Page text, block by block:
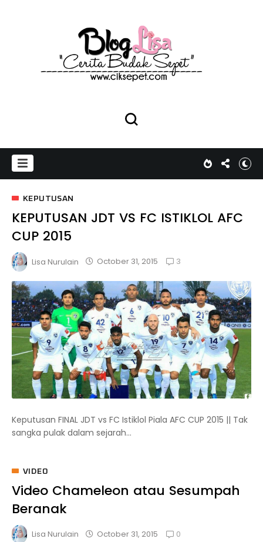
KEPUTUSAN
KEPUTUSAN JDT VS FC ISTIKLOL AFC
CUP 2015
Lisa Nurulain October 31, 2015 3
Keputusan FINAL JDT vs FC Istiklol Piala AFC CUP 2015 || Tak
sangka pulak dalam sejarah...
VIDEO
Video Chameleon atau Sesumpah
Beranak
Lisa Nurulain October 31, 2015 0